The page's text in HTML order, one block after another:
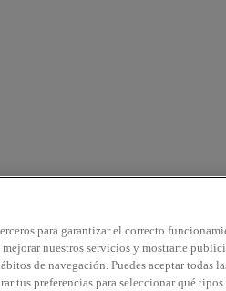
para garantizar el correcto
nuestros servicios y mostrarte
de navegación. Puedes aceptar todas
tus preferencias para seleccionar qué tipos